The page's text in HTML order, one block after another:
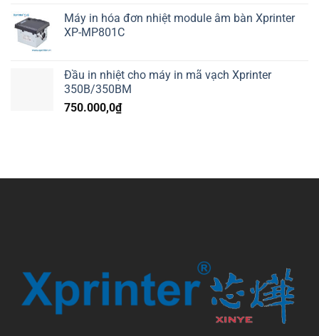
Máy in hóa đơn nhiệt module âm bàn Xprinter
XP-MP801C
Đầu in nhiệt cho máy in mã vạch Xprinter
350B/350BM
750.000,0₫